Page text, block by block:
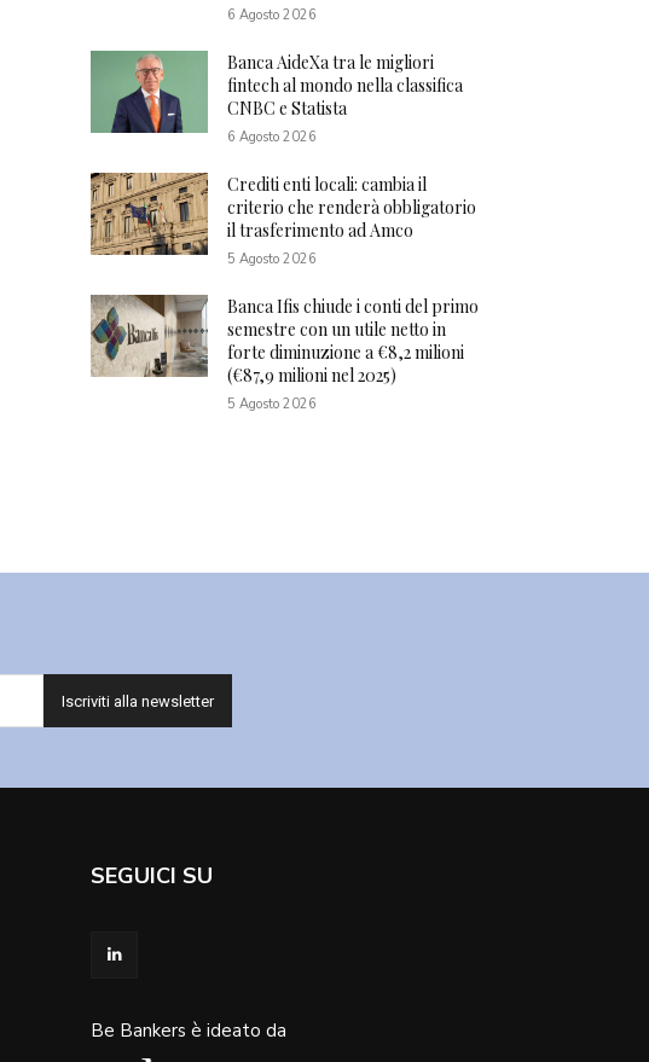
6 Agosto 2026
Banca AideXa tra le migliori
fintech al mondo nella classifica
CNBC e Statista
6 Agosto 2026
Crediti enti locali: cambia il
criterio che renderà obbligatorio
il trasferimento ad Amco
5 Agosto 2026
Banca Ifis chiude i conti del primo
semestre con un utile netto in
forte diminuzione a €8,2 milioni
(€87,9 milioni nel 2025)
5 Agosto 2026
SEGUICI SU
Be Bankers è ideato da